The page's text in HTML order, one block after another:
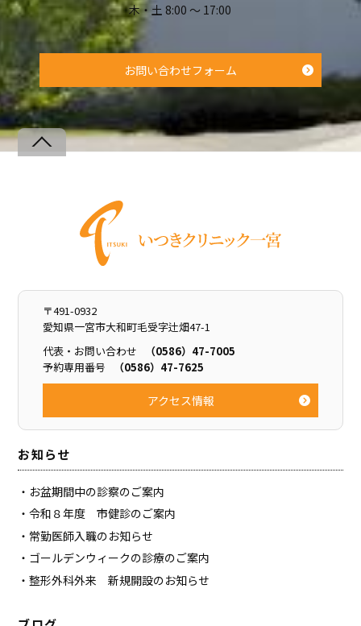
木・土 8:00 ～ 17:00
お問い合わせフォーム
Back
〒491-0932
愛知県一宮市大和町毛受字辻畑47-1
代表・お問い合わせ
（0586）47-7005
予約専用番号
（0586）47-7625
アクセス情報
お知らせ
お盆期間中の診察のご案内
令和８年度 市健診のご案内
常勤医師入職のお知らせ
ゴールデンウィークの診療のご案内
整形外科外来 新規開設のお知らせ